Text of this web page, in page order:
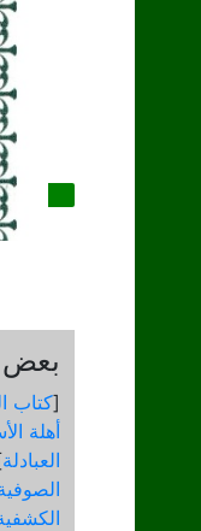
بعض
[كتاب
أهلة
العبادلة